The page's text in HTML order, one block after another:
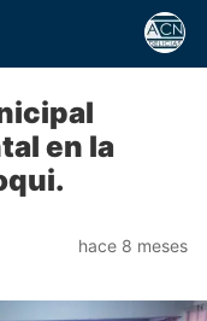
en la
hace 8 meses